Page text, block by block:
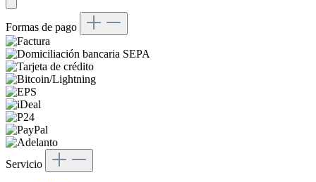
Formas de pago
Servicio